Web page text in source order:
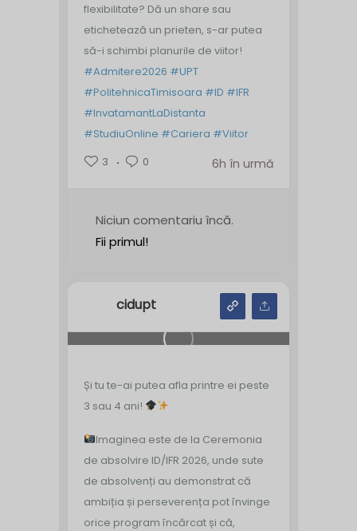
flexibilitate? Dă un share sau
etichetează un prieten, s-ar putea
să-i schimbi planurile de viitor!
#Admitere2026 #UPT
#PolitehnicaTimisoara #ID #IFR
#InvatamantLaDistanta
#StudiuOnline #Cariera #Viitor
3
0 6h în urmă
Niciun comentariu încă.
Fii primul!
cidupt
Și tu te-ai putea afla printre ei peste
3 sau 4 ani!
Imaginea este de la Ceremonia
de absolvire ID/IFR 2026, unde sute
de absolvenți au demonstrat că
ambiția și perseverența pot învinge
orice program încărcat și că,